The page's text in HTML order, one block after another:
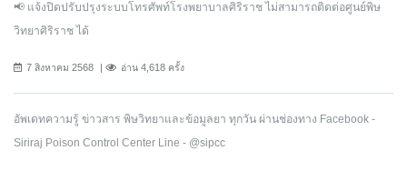
📢 แจ้งปิดปรับปรุงระบบโทรศัพท์โรงพยาบาลศิริราช ไม่สามารถติดต่อศูนย์พิษ
วิทยาศิริราช ได้
7 สิงหาคม 2568 อ่าน 4,618 ครั้ง
อัพเดทความรู้ ข่าวสาร พิษวิทยาและข้อมูลยา ทุกวัน ผ่านช่องทาง Facebook -
Siriraj Poison Control Center Line - @sipcc